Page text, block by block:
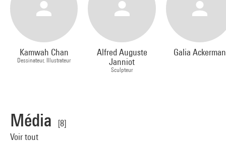
Kamwah Chan
Dessinateur, Illustrateur
Alfred Auguste
Janniot
Sculpteur
Galia Ackerman
Média
[8]
Voir tout